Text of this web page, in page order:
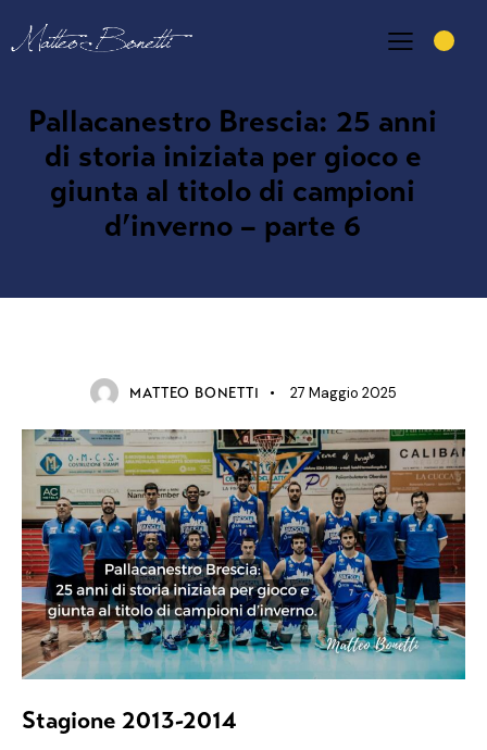
Pallacanestro Brescia: 25 anni
di storia iniziata per gioco e
giunta al titolo di campioni
d’inverno – parte 6
MATTEO BONETTI 27 Maggio 2025
Stagione 2013-2014